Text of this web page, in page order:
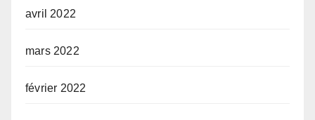
avril 2022
mars 2022
février 2022